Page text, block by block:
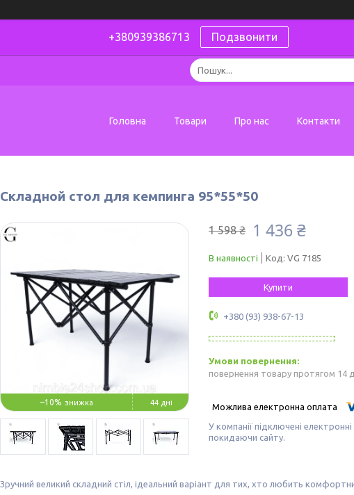
+380939386713 Подзвонити
Головна Товари Про нас Контакти
Складной стол для кемпинга 95*55*50
–10% 44 дні
1 598 ₴ 1 436 ₴
В наявності Код: VG 7185
Купити
+380 (93) 938-67-13
повернення товару протягом 14
У компанії підключені
покидаючи сайту.
Зручний великий складний стіл, ідеальний варіант для тих, хто любить